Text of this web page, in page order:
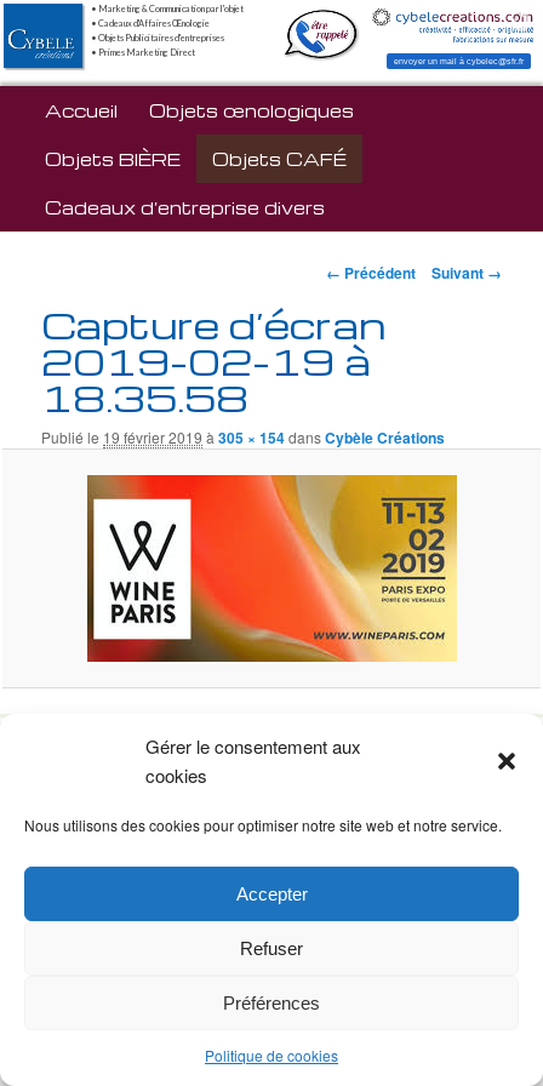
Gérer le consentement aux
cookies
Nous utilisons des cookies pour optimiser notre site web et notre service.
Accepter
Refuser
Préférences
Politique de cookies
envoyer un mail à cybelec@sfr.fr
• Marketing & Communication par l'objet
• Cadeaux d'Affaires Œnologie
• Objets Publicitaires d'entreprises
• Primes Marketing Direct
Aller au contenu principal
Accueil Objets œnologiques
Objets BIÈRE Objets CAFÉ
Cadeaux d’entreprise divers
Navigation des
← Précédent Suivant →
Capture d’écran
2019-02-19 à
18.35.58
Publié le 19 février 2019 à305 × 154dansCybèle Créations
Résidence du château, 37
création site StudioCom